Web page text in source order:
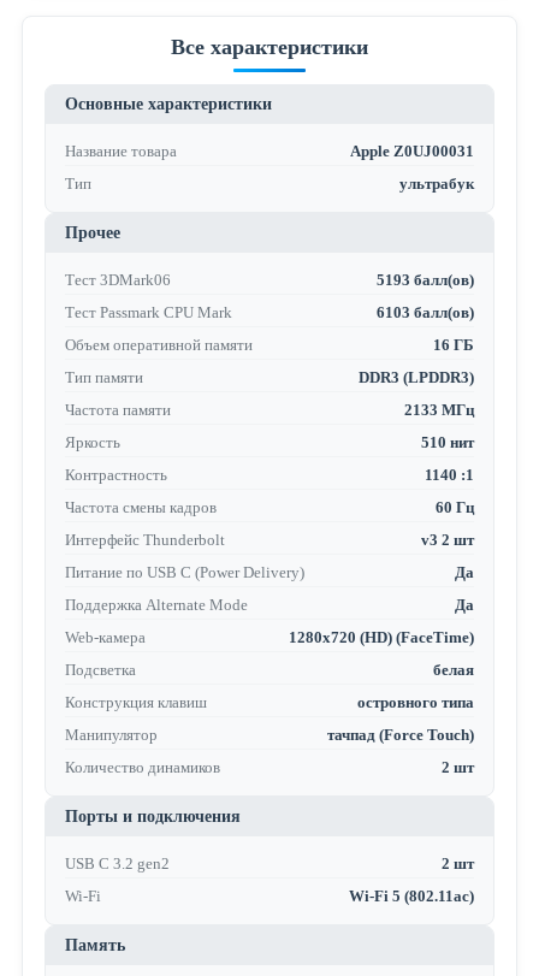
Все характеристики
Основные характеристики
Название товара
Apple Z0UJ00031
Тип
ультрабук
Прочее
Тест 3DMark06
5193 балл(ов)
Тест Passmark CPU Mark
6103 балл(ов)
Объем оперативной памяти
16 ГБ
Тип памяти
DDR3 (LPDDR3)
Частота памяти
2133 МГц
Яркость
510 нит
Контрастность
1140 :1
Частота смены кадров
60 Гц
Интерфейс Thunderbolt
v3 2 шт
Питание по USB C (Power Delivery)
Да
Поддержка Alternate Mode
Да
Web-камера
1280x720 (HD) (FaceTime)
Подсветка
белая
Конструкция клавиш
островного типа
Манипулятор
тачпад (Force Touch)
Количество динамиков
2 шт
Порты и подключения
USB C 3.2 gen2
2 шт
Wi-Fi
Wi-Fi 5 (802.11ac)
Память